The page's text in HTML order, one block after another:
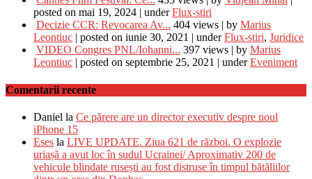
posted on mai 19, 2024 | underFlux-stiri
Decizie CCR: Revocarea Av... 404 views | by Marius
Leontiuc | posted on iunie 30, 2021 | underFlux-stiri, Juridice
VIDEO Congres PNL/Iohanni... 397 views | by Marius
Leontiuc | posted on septembrie 25, 2021 | underEveniment
Comentarii recente
Daniel la Ce părere are un director executiv despre noul
iPhone 15
Eses la LIVE UPDATE. Ziua 621 de război. O explozie
uriașă a avut loc în sudul Ucrainei/ Aproximativ 200 de
vehicule blindate rusești au fost distruse în timpul bătăliilor